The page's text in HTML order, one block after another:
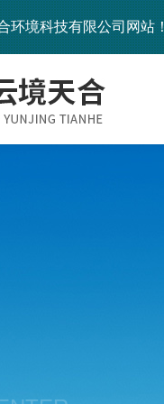
环境科技有限公司网站！